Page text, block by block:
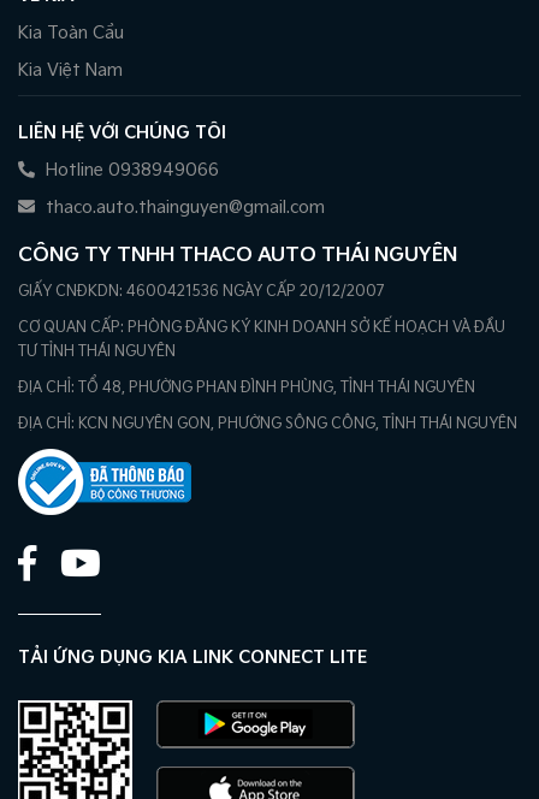
Kia Toàn Cầu
Kia Việt Nam
LIÊN HỆ VỚI CHÚNG TÔI
Hotline 0938949066
thaco.auto.thainguyen@gmail.com
CÔNG TY TNHH THACO AUTO THÁI NGUYÊN
GIẤY CNĐKDN: 4600421536 NGÀY CẤP 20/12/2007
CƠ QUAN CẤP: PHÒNG ĐĂNG KÝ KINH DOANH SỞ KẾ HOẠCH VÀ ĐẦU
TƯ TỈNH THÁI NGUYÊN
ĐỊA CHỈ: TỔ 48, PHƯỜNG PHAN ĐÌNH PHÙNG, TỈNH THÁI NGUYÊN
ĐỊA CHỈ: KCN NGUYÊN GON, PHƯỜNG SÔNG CÔNG, TỈNH THÁI NGUYÊN
TẢI ỨNG DỤNG KIA LINK CONNECT LITE